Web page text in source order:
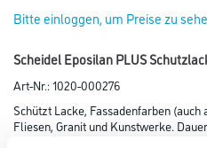
Bitte einloggen, um Preise zu
Scheidel Eposilan PLUS
Art-Nr.:1020-000276
Schützt Lacke, Fassadenfarben
Fliesen, Granit und Kunstwerke.